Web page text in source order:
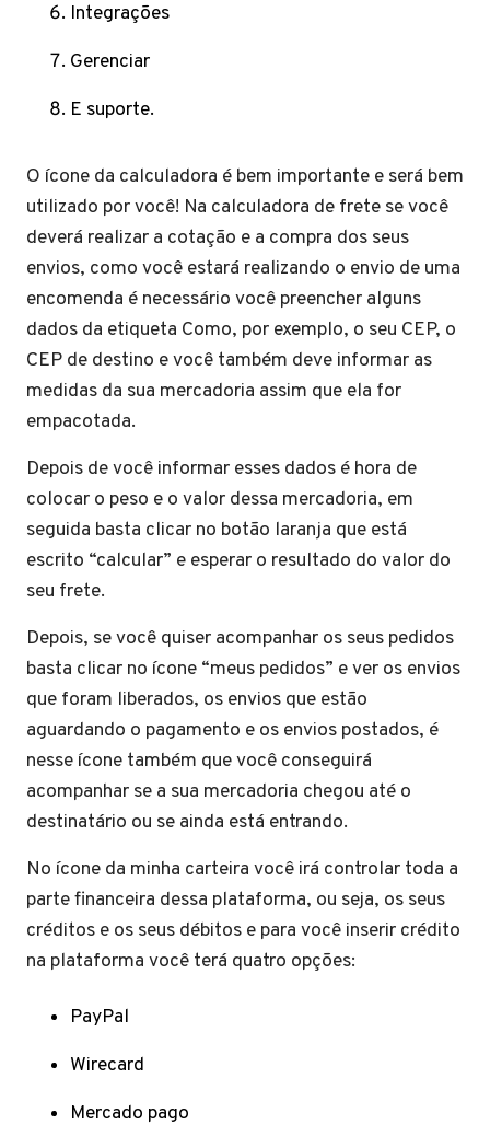
Integrações
Gerenciar
E suporte.
O ícone da calculadora é bem importante e será bem
utilizado por você! Na calculadora de frete se você
deverá realizar a cotação e a compra dos seus
envios, como você estará realizando o envio de uma
encomenda é necessário você preencher alguns
dados da etiqueta Como, por exemplo, o seu CEP, o
CEP de destino e você também deve informar as
medidas da sua mercadoria assim que ela for
empacotada.
Depois de você informar esses dados é hora de
colocar o peso e o valor dessa mercadoria, em
seguida basta clicar no botão laranja que está
escrito “calcular” e esperar o resultado do valor do
seu frete.
Depois, se você quiser acompanhar os seus pedidos
basta clicar no ícone “meus pedidos” e ver os envios
que foram liberados, os envios que estão
aguardando o pagamento e os envios postados, é
nesse ícone também que você conseguirá
acompanhar se a sua mercadoria chegou até o
destinatário ou se ainda está entrando.
No ícone da minha carteira você irá controlar toda a
parte financeira dessa plataforma, ou seja, os seus
créditos e os seus débitos e para você inserir crédito
na plataforma você terá quatro opções:
PayPal
Wirecard
Mercado pago